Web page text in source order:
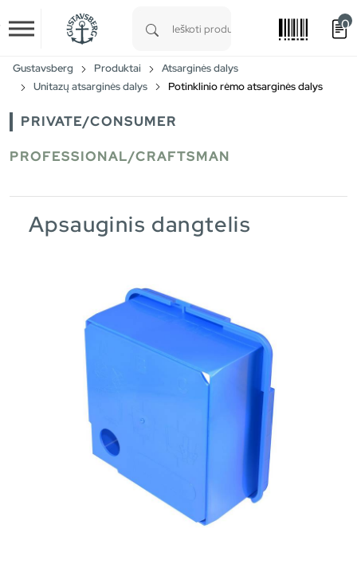
Skip to main content
0
Gustavsberg Produktai
Atsarginės dalys
Unitazų atsarginės dalys
Potinklinio rėmo atsarginės dalys
PRIVATE/CONSUMER
PROFESSIONAL/CRAFTSMAN
Apsauginis dangtelis